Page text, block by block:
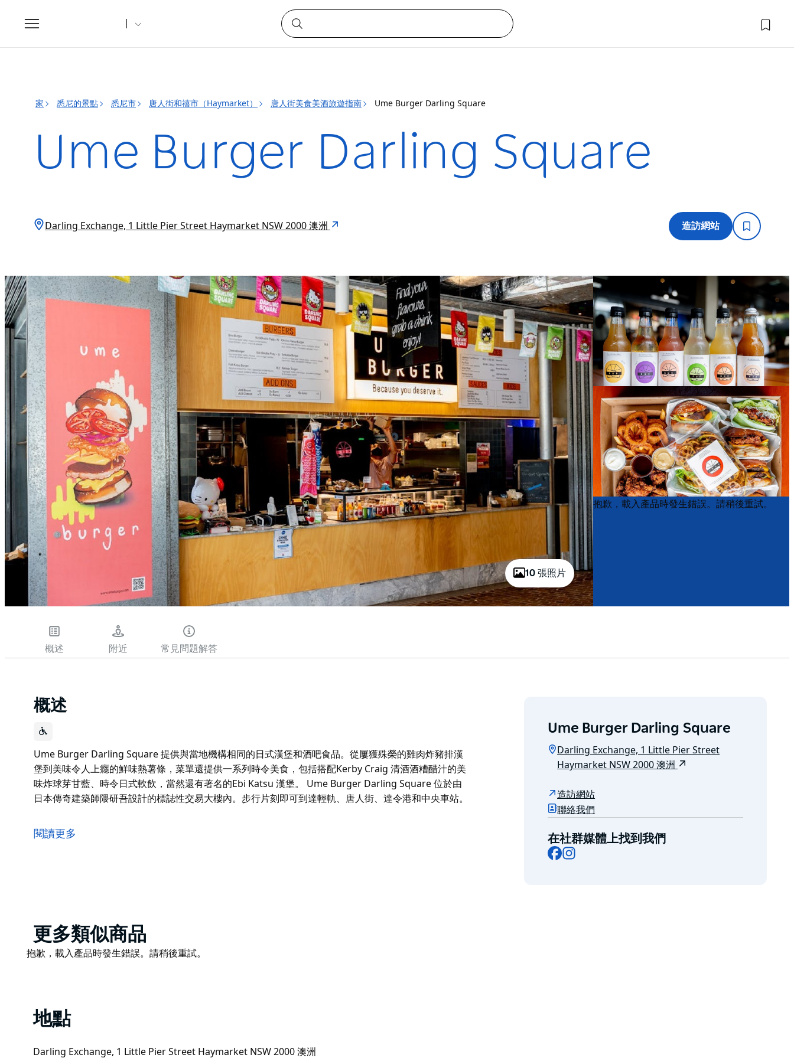
Toggle
navigation
家 悉尼的景點 悉尼市 唐人街和禧市（Haymarket） 唐人街美食美酒旅遊指南 Ume Burger Darling Square
Ume Burger Darling Square
Darling Exchange, 1 Little Pier Street Haymarket NSW 2000 澳洲 造訪網站
10 張照片
Product
Product
抱歉，載入產品時發生錯誤。請稍後重試。
概述 附近 常見問題解答
概述
Ume Burger Darling Square 提供與當地機構相同的日式漢堡和酒吧食品。從屢獲殊榮的雞肉炸豬排漢
堡到美味令人上癮的鮮味熱薯條，菜單還提供一系列時令美食，包括搭配Kerby Craig 清酒酒糟醋汁的美
味炸球芽甘藍、時令日式軟飲，當然還有著名的Ebi Katsu 漢堡。 Ume Burger Darling Square 位於由
日本傳奇建築師隈研吾設計的標誌性交易大樓內。步行片刻即可到達輕軌、唐人街、達令港和中央車站。
堡到美味令人上癮的鮮味熱薯條，菜單還提供一系列時令美食，包括搭配Kerby Craig 清酒酒糟醋汁的美
味炸球芽甘藍、時令日式軟飲，當然還有著名的Ebi Katsu 漢堡。
閱讀更多
Ume Burger Darling Square
Darling Exchange, 1 Little Pier Street
Haymarket NSW 2000 澳洲
造訪網站
聯絡我們
在社群媒體上找到我們
Facebook
Product
List
更多類似商品
Product
抱歉，載入產品時發生錯誤。請稍後重試。
地點
Darling Exchange, 1 Little Pier Street Haymarket NSW 2000 澳洲